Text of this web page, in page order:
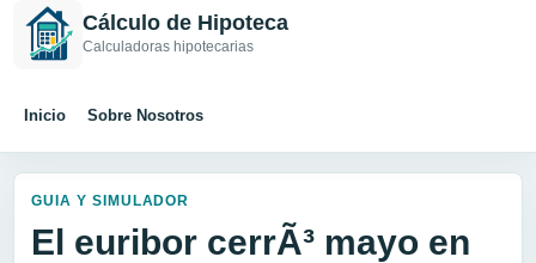
Cálculo de Hipoteca
Calculadoras hipotecarias
Inicio Sobre Nosotros
GUIA Y SIMULADOR
El euribor cerrÃ³ mayo en